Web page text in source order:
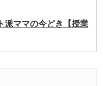
派ママの今どき【授業